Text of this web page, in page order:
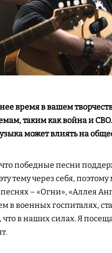
время в вашем
таким как война и СВО.
может влиять на
победные песни
тему через себя,
– «Огни», «Аллея
в военных госпиталях,
в наших силах. Я